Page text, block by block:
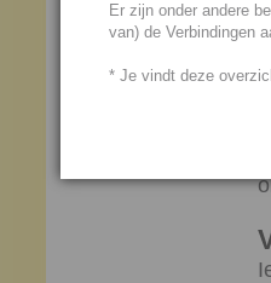
Er zijn onder andere
van) de Verbindingen
* Je vindt deze